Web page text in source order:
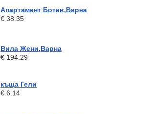
Апартамент Ботев,Варна
€ 38.35
Вила Жени,Варна
€ 194.29
къща Гели
€ 6.14